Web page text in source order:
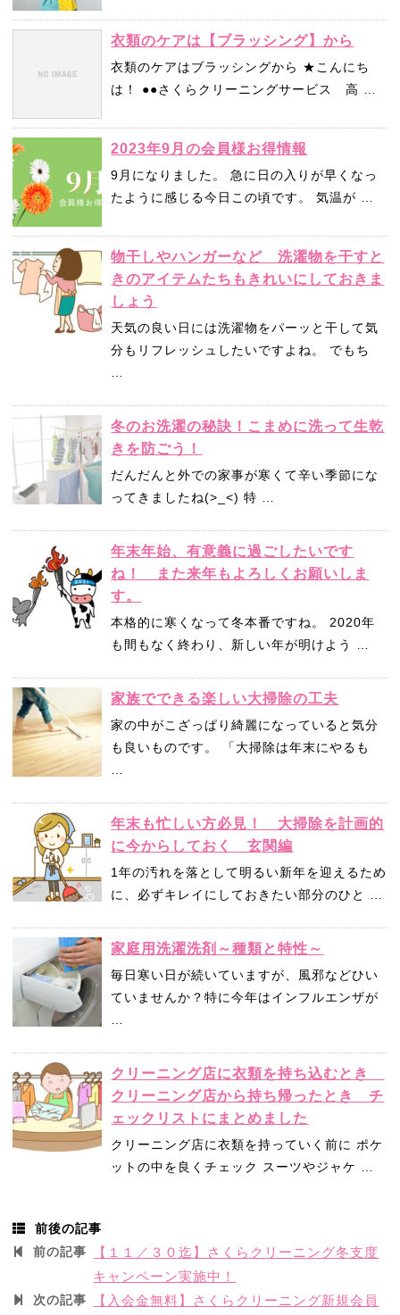
衣類のケアは【ブラッシング】から
衣類のケアはブラッシングから ★こんにち
は！ ●●さくらクリーニングサービス 高 …
2023年9月の会員様お得情報
9月になりました。 急に日の入りが早くなっ
たように感じる今日この頃です。 気温が …
物干しやハンガーなど 洗濯物を干すと
きのアイテムたちもきれいにしておきま
しょう
天気の良い日には洗濯物をパーッと干して気
分もリフレッシュしたいですよね。 でもち
冬のお洗濯の秘訣！こまめに洗って生乾
きを防ごう！
だんだんと外での家事が寒くて辛い季節にな
ってきましたね(>_<) 特 …
年末年始、有意義に過ごしたいです
ね！ また来年もよろしくお願いしま
す。
本格的に寒くなって冬本番ですね。 2020年
も間もなく終わり、新しい年が明けよう …
家族でできる楽しい大掃除の工夫
家の中がこざっぱり綺麗になっていると気分
も良いものです。 「大掃除は年末にやるも
年末も忙しい方必見！ 大掃除を計画的
に今からしておく 玄関編
1年の汚れを落として明るい新年を迎えるため
に、必ずキレイにしておきたい部分のひと …
家庭用洗濯洗剤～種類と特性～
毎日寒い日が続いていますが、風邪などひい
ていませんか？特に今年はインフルエンザが
クリーニング店に衣類を持ち込むとき
クリーニング店から持ち帰ったとき チ
ェックリストにまとめました
クリーニング店に衣類を持っていく前に ポケ
ットの中を良くチェック スーツやジャケ …
前後の記事
前の記事
【１１／３０迄】さくらクリーニング冬支度
キャンペーン実施中！
次の記事
【入会金無料】さくらクリーニング新規会員